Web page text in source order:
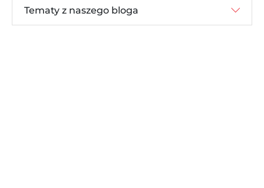
Tematy z naszego bloga